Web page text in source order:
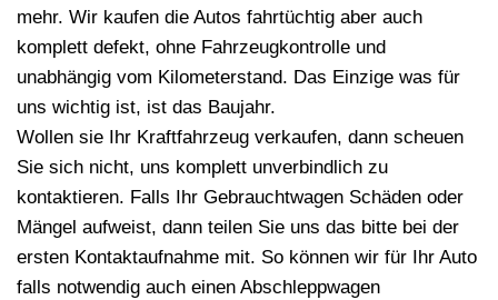
mehr. Wir kaufen die Autos fahrtüchtig aber auch
komplett defekt, ohne Fahrzeugkontrolle und
unabhängig vom Kilometerstand. Das Einzige was für
uns wichtig ist, ist das Baujahr.
Wollen sie Ihr Kraftfahrzeug verkaufen, dann scheuen
Sie sich nicht, uns komplett unverbindlich zu
kontaktieren. Falls Ihr Gebrauchtwagen Schäden oder
Mängel aufweist, dann teilen Sie uns das bitte bei der
ersten Kontaktaufnahme mit. So können wir für Ihr Auto
falls notwendig auch einen Abschleppwagen